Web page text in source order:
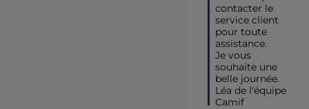
contacter le
service client
pour toute
assistance.
Je vous
souhaite une
belle journée.
Léa de l'équipe
Camif